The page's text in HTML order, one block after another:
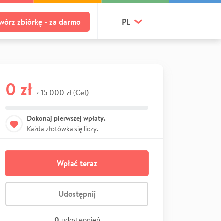
zbiórkę - za darmo PL
0 zł z 15 000 zł (Cel)
Dokonaj pierwszej wpłaty.
Każda złotówka się liczy.
Wpłać teraz
Udostępnij